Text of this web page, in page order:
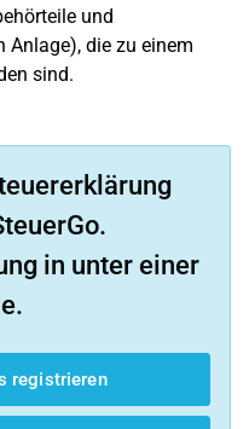
und
Anlage), die zu einem
sind.
in unter einer
registrieren